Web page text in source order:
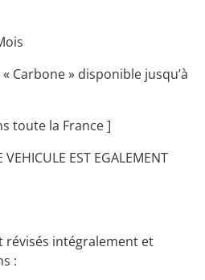
Carbone » disponible jusqu’à
toute la France ]
VEHICULE EST EGALEMENT
révisés intégralement et
: